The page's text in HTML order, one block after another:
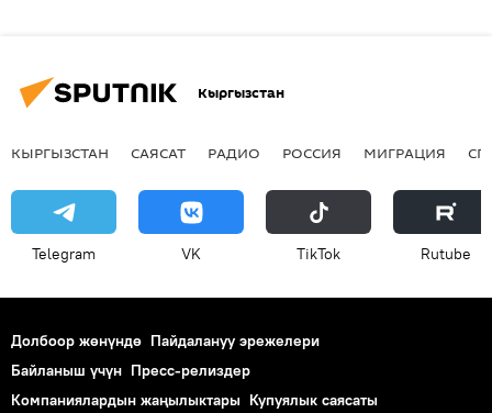
Кыргызстан
КЫРГЫЗСТАН САЯСАТ РАДИО РОССИЯ МИГРАЦИЯ
Telegram VK ТikТоk Rutube
Долбоор жөнүндө Пайдалануу эрежелери
Байланыш үчүн Пресс-релиздер
Компаниялардын жаңылыктары Купуялык саясаты